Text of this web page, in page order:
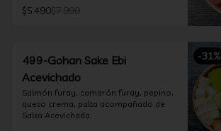
$5.490$7.990
-31%
499-Gohan Sake Ebi
Acevichado
Salmón furay, camarón furay, pepino,
queso crema, palta acompañado de
Salsa Acevichada.